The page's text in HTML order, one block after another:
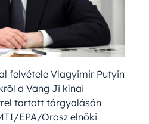
felvétele Vlagyimir Putyin
a Vang Ji kínai
tartott tárgyalásán
EPA/Orosz elnöki